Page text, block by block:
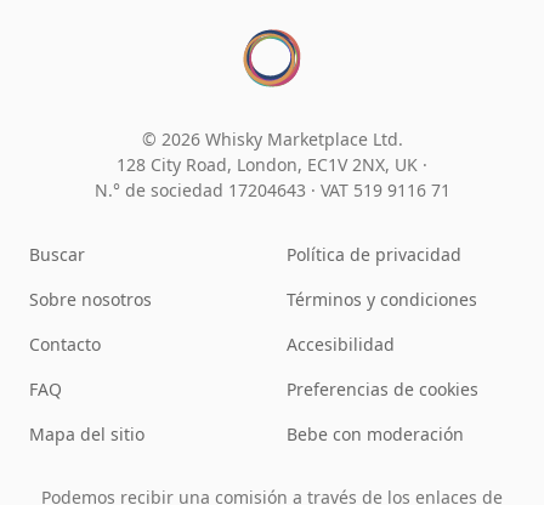
© 2026 Whisky Marketplace Ltd.
128 City Road, London, EC1V 2NX, UK ·
N.° de sociedad 17204643 · VAT 519 9116 71
Buscar
Sobre nosotros
Contacto
FAQ
Mapa del sitio
Política de privacidad
Términos y condiciones
Accesibilidad
Preferencias de cookies
Bebe con moderación
Podemos recibir una comisión a través de los enlaces de